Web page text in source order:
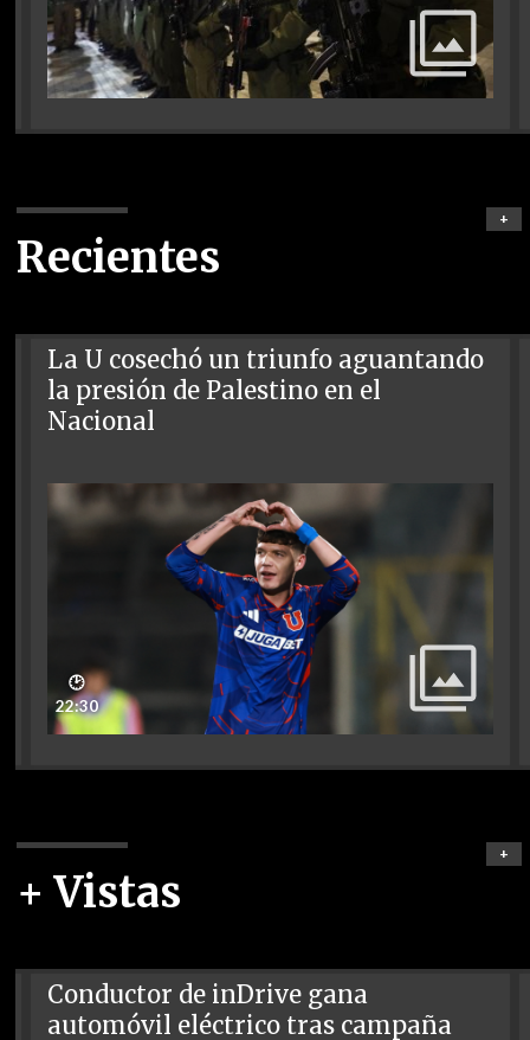
Recientes
+
La U cosechó un triunfo aguantando
la presión de Palestino en el
Nacional
🕑
22:30
+ Vistas
+
Conductor de inDrive gana
automóvil eléctrico tras campaña